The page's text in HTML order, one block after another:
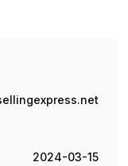
2024-03-15